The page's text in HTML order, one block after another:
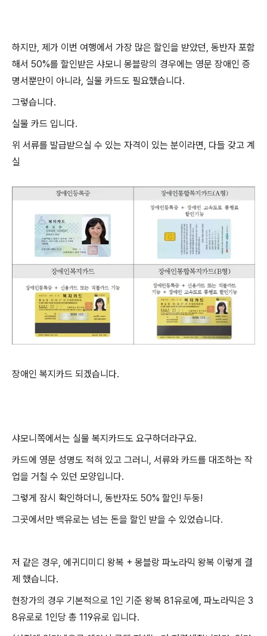
하지만, 제가 이번 여행에서 가장 많은 할인을 받았던, 동반자 포함
해서 50%를 할인받은 샤모니 몽블랑의 경우에는 영문 장애인 증
명서뿐만이 아니라, 실물 카드도 필요했습니다.
그렇습니다.
실물 카드 입니다.
위 서류를 발급받으실 수 있는 자격이 있는 분이라면, 다들 갖고 계
실
장애인 복지카드 되겠습니다.
샤모니쪽에서는 실물 복지카드도 요구하더라구요.
카드에 영문 성명도 적혀 있고 그러니, 서류와 카드를 대조하는 작
업을 거칠 수 있던 모양입니다.
그렇게 잠시 확인하더니, 동반자도 50% 할인! 두둥!
그곳에서만 백유로는 넘는 돈을 할인 받을 수 있었습니다.
저 같은 경우, 에귀디미디 왕복 + 몽블랑 파노라믹 왕복 이렇게 결
제 했습니다.
현장가의 경우 기본적으로 1인 기준 왕복 81유로에, 파노라믹은 3
8유로로 1인당 총 119유로 입니다.